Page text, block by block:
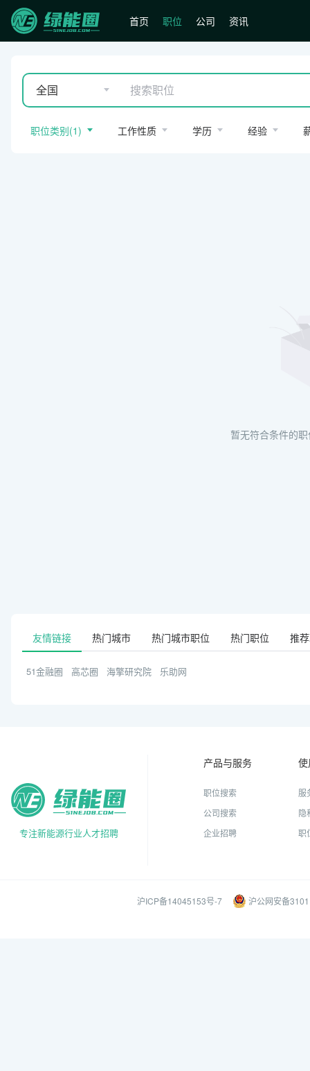
首页 职位 公司 资讯
全国
职位类别(1) 工作性质 学历 经验
暂无符合条件的
友情链接 热门城市 热门城市职位 热门职位 推
51金融圈 高芯圈 海擎研究院 乐助网
专注新能源行业人才招聘
产品与服务
职位搜索
公司搜索
企业招聘
服
隐
职
沪ICP备14045153号-7 沪公网安备